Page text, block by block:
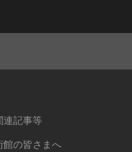
連記事等
館の皆さまへ